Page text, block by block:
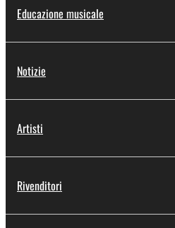
Educazione musicale
Notizie
Artisti
Rivenditori